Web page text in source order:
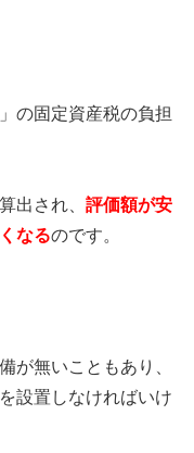
の固定資産税の負担
出され、 評価額が安
なるのです。
が無いこともあり、
設置しなければいけ